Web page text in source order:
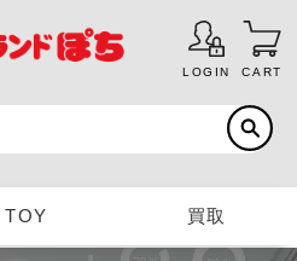
LOGIN CART
TOY 買取